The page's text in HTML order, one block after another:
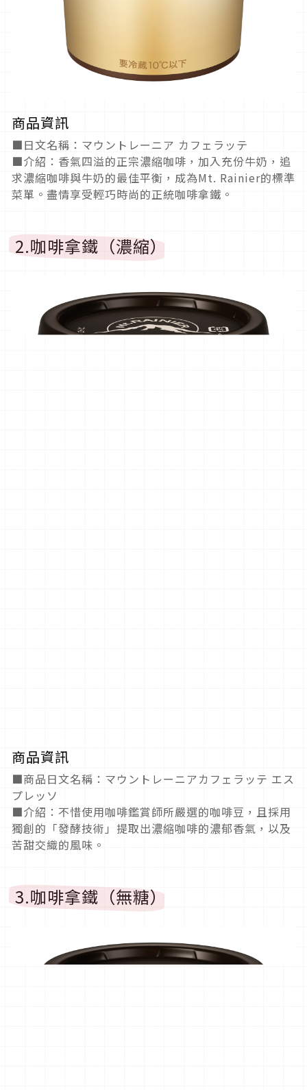
商品資訊
■日文名稱：マウントレーニア カフェラッテ
■介紹：香氣四溢的正宗濃縮咖啡，加入充份牛奶，追
求濃縮咖啡與牛奶的最佳平衡，成為Mt. Rainier的標準
菜單。盡情享受輕巧時尚的正統咖啡拿鐵。
2.咖啡拿鐵（濃縮）
商品資訊
■商品日文名稱：マウントレーニアカフェラッテ エス
プレッソ
■介紹：不惜使用咖啡鑑賞師所嚴選的咖啡豆，且採用
獨創的「發酵技術」提取出濃縮咖啡的濃郁香氣，以及
苦甜交織的風味。
3.咖啡拿鐵（無糖）